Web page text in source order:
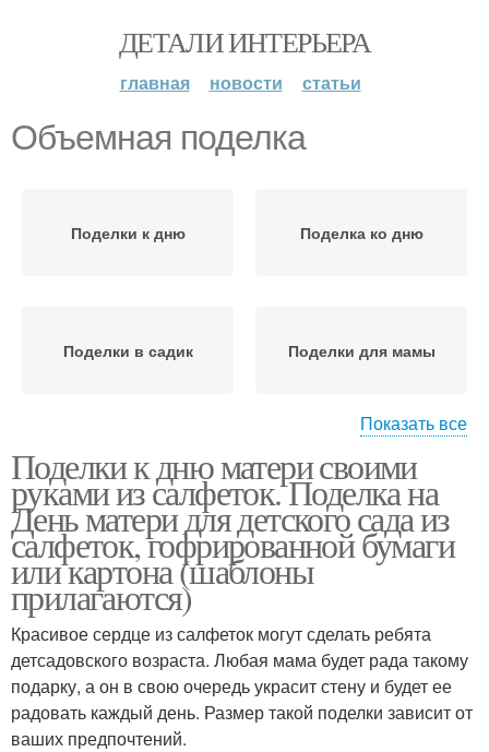
ДЕТАЛИ ИНТЕРЬЕРА
главная новости статьи
Объемная поделка
Поделки к дню Поделка ко дню
Поделки в садик Поделки для мамы
Поделки ко дню Поделка с детьми
Показать все
Поделки к дню матери своими
руками из салфеток. Поделка на
День матери для детского сада из
салфеток, гофрированной бумаги
или картона (шаблоны
прилагаются)
Красивое сердце из салфеток могут сделать ребята
детсадовского возраста. Любая мама будет рада такому
подарку, а он в свою очередь украсит стену и будет ее
радовать каждый день. Размер такой поделки зависит от
ваших предпочтений.